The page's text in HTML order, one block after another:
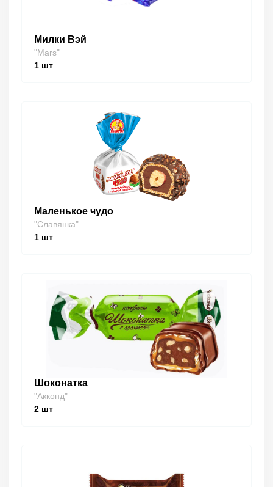
Милки Вэй
"Mars"
1 шт
Маленькое чудо
"Славянка"
1 шт
Шоконатка
"Акконд"
2 шт